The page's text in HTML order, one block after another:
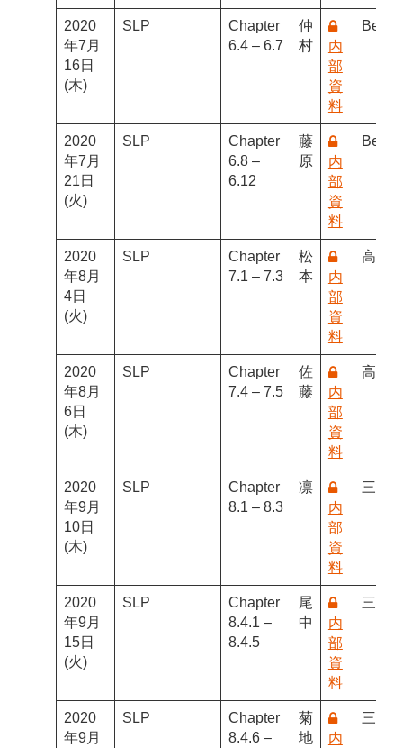
2020
年7月
16日
(木)
SLP
Chapter
6.4 – 6.7
仲
村
内
部
資
料
2020
年7月
21日
(火)
SLP
Chapter
6.8 –
6.12
藤
原
内
部
資
料
2020
年8月
4日
(火)
SLP
Chapter
7.1 – 7.3
松
本
内
部
資
料
高橋
2020
年8月
6日
(木)
SLP
Chapter
7.4 – 7.5
佐
藤
内
部
資
料
高橋
2020
年9月
10日
(木)
SLP
Chapter
8.1 – 8.3
凛
内
部
資
料
三田
2020
年9月
15日
(火)
SLP
Chapter
8.4.1 –
8.4.5
尾
中
内
部
資
料
三田
2020
年9月
SLP
Chapter
8.4.6 –
菊
地
内
三田